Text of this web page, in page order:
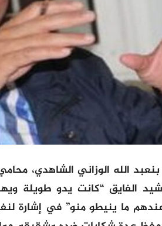
الله الوزاني الشاهدي،
الفايق “كانت يدو طويلة
ما ينيطو منو” في إشارة